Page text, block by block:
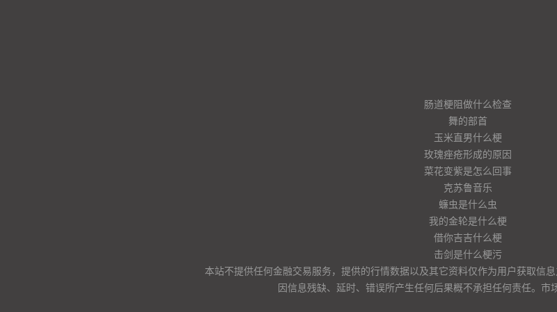
肠道梗阻做什么检查
舞的部首
玉米直男什么梗
玫瑰痤疮形成的原因
菜花变紫是怎么回事
克苏鲁音乐
蠊虫是什么虫
我的金轮是什么梗
借你吉吉什么梗
击剑是什么梗污
本站不提供任何金融交易服务，提供的行情数据以及其它资料仅作为用户获取信
因信息残缺、延时、错误所产生任何后果概不承担任何责任。市